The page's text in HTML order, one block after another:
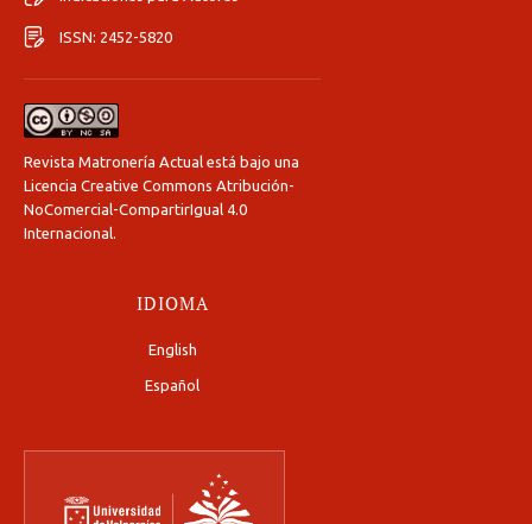
ISSN: 2452-5820
Revista Matronería Actual está bajo una
Licencia Creative Commons Atribución-
NoComercial-CompartirIgual 4.0
Internacional
IDIOMA
English
Español